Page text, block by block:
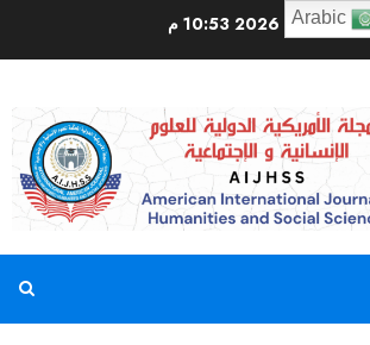
أغسطس 7, 2026 10:53 م